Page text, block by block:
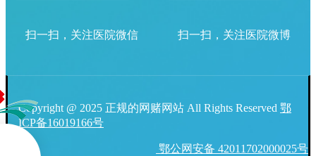
扫一扫，关注医院微信 扫一扫，关注医院微博
Copyright @ 2025 正规的网赌网站 All Rights Reserved 鄂
ICP备16019166号
鄂公网安备 42011702000025号